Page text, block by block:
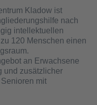
Kladow ist
nach
intellektuellen
120 Menschen einen
an Erwachsene
und zusätzlicher
mit